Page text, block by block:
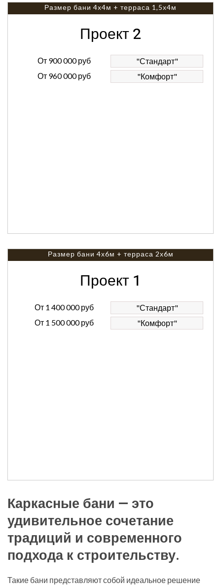
Размер бани 4х4м + терраса 1,5х4м
Проект 2
От 900 000 руб
"Стандарт"
От 960 000 руб "Комфорт"
Размер бани 4х6м + терраса 2х6м
Проект 1
От 1 400 000 руб
"Стандарт"
От 1 500 000 руб "Комфорт"
Каркасные бани — это
удивительное сочетание
традиций и современного
подхода к строительству.
Такие бани представляют собой идеальное решение